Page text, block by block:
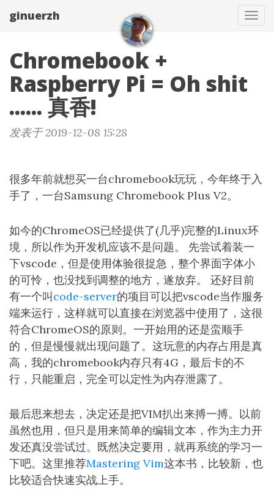
ginuerzh
Chromebook +
Raspberry Pi = Oh shit
...... 真香!
发表于 2019-12-08 15:28
很多年前就想买一台chromebook玩玩，今年终于入
手了，一台Samsung Chromebook Plus V2。
如今的ChromeOS已经提供了(几乎)完整的Linux环
境，所以作为开发机应该不是问题。 先尝试着装一
下vscode，但是使用体验很捉急，整个界面字体小
的可怜，也没找到调整的地方，遂放弃。 还好目前
有一个叫code-server的项目可以把vscode当作服务
端来运行，这样就可以直接在浏览器中使用了，这很
符合ChromeOS的原则。一开始用的还是蛮顺手
的，但是慢慢就出现问题了。这玩意的内存占用是真
高，我的chromebook内存只有4G，最后卡的不
行，只能重启，完全可以定性为内存泄露了。
最后思来想去，决定还是把VIM扒出来搏一搏。以前
虽然也用，但只是用来简单的编辑文本，作为主力开
发还真没尝试过。既然决定要用，就再系统的学习一
下吧。这里推荐Mastering Vim这本书，比较新，也
比较适合快速实战上手。